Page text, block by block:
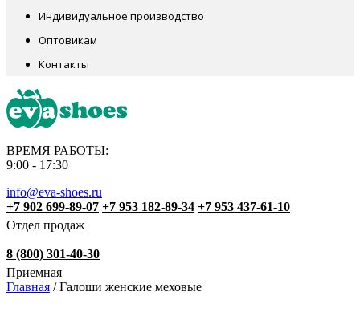
Индивидуальное производство
Оптовикам
Контакты
ВРЕМЯ РАБОТЫ:
9:00 - 17:30
info@eva-shoes.ru
+7 902 699-89-07 +7 953 182-89-34 +7 953 437-61-10
Отдел продаж
8 (800) 301-40-30
Приемная
Главная /Галоши женские меховые